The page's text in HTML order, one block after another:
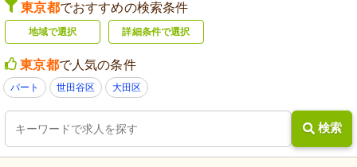
東京都でおすすめの検索条件
地域で選択 詳細条件で選択
東京都で人気の条件
パート 世田谷区 大田区
検索